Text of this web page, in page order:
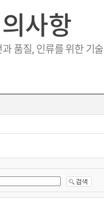
사항
품질, 인류를 위한 기술